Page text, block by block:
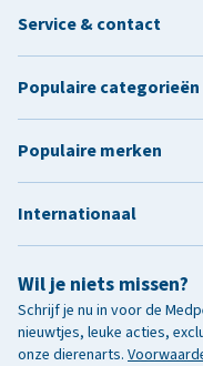
Wil je niets missen?
Schrijf je nu in voor de
nieuwtjes, leuke acties,
onze dierenarts.
Service & contact
Populaire categorieën
Populaire merken
Internationaal